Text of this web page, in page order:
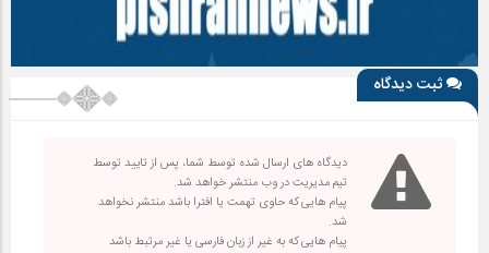
ثبت دیدگاه
دیدگاه های ارسال شده توسط شما، پس از تایید توسط
تیم مدیریت در وب منتشر خواهد شد.
پیام هایی که حاوی تهمت یا افترا باشد منتشر نخواهد
شد.
پیام هایی که به غیر از زبان فارسی یا غیر مرتبط باشد